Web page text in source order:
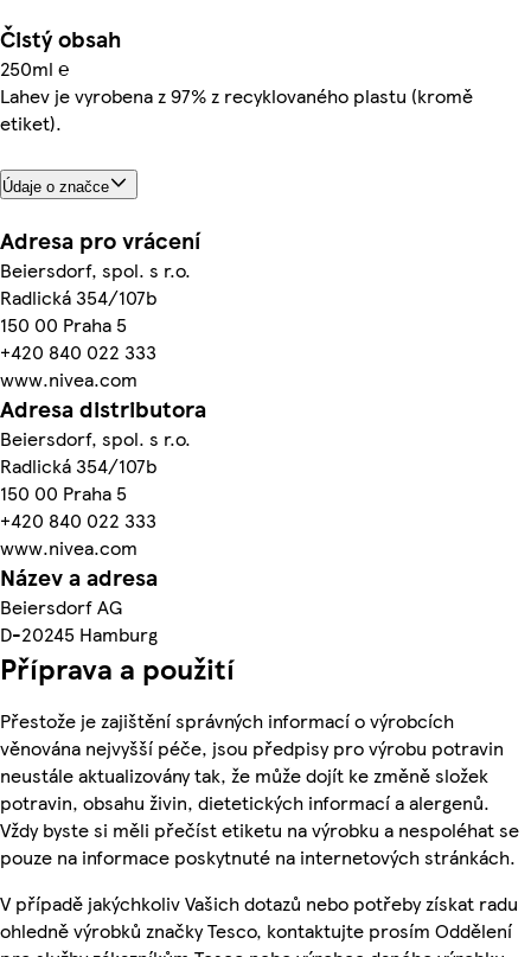
Čistý obsah
250ml ℮
Lahev je vyrobena z 97% z recyklovaného plastu (kromě
etiket).
Údaje o značce
Adresa pro vrácení
Beiersdorf, spol. s r.o.
Radlická 354/107b
150 00 Praha 5
+420 840 022 333
www.nivea.com
Adresa distributora
Beiersdorf, spol. s r.o.
Radlická 354/107b
150 00 Praha 5
+420 840 022 333
www.nivea.com
Název a adresa
Beiersdorf AG
D-20245 Hamburg
Příprava a použití
Přestože je zajištění správných informací o výrobcích
věnována nejvyšší péče, jsou předpisy pro výrobu potravin
neustále aktualizovány tak, že může dojít ke změně složek
potravin, obsahu živin, dietetických informací a alergenů.
Vždy byste si měli přečíst etiketu na výrobku a nespoléhat se
pouze na informace poskytnuté na internetových stránkách.
V případě jakýchkoliv Vašich dotazů nebo potřeby získat radu
ohledně výrobků značky Tesco, kontaktujte prosím Oddělení